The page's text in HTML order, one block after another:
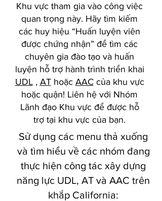
Khu vực tham gia vào công việc
quan trọng này. Hãy tìm kiếm
các huy hiệu “Huấn luyện viên
được chứng nhận” để tìm các
chuyên gia đào tạo và huấn
luyện hỗ trợ hành trình triển khai
UDL, AThoặc AACcủa khu vực
hoặc quận! Liên hệ với Nhóm
Lãnh đạo Khu vực để được hỗ
trợ tại khu vực của bạn.
Sử dụng các menu thả xuống
và tìm hiểu về các nhóm đang
thực hiện công tác xây dựng
năng lực UDL, AT và AAC trên
khắp California: